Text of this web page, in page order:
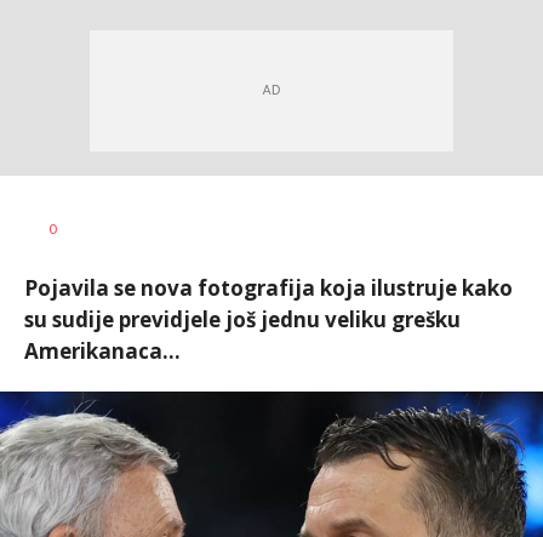
AUTOR
0
Pojavila se nova fotografija koja ilustruje kako
su sudije previdjele još jednu veliku grešku
Amerikanaca...